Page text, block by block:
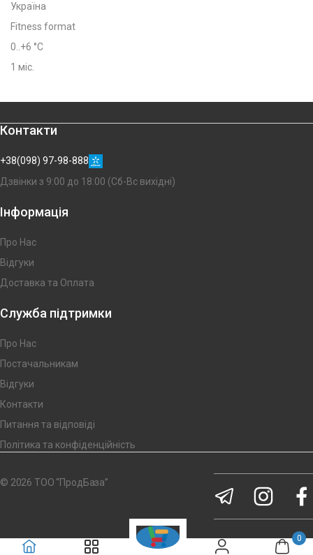
0
Україна
Fitness format
0..+6 °C
1 міс.
Контакти
+38(098) 97-98-888
Дзвінки з 9:00 до 18:00 (Сб-Вс вихідні)
Інформація
Про Нас
Відгуки
Доставка та Оплата
Служба підтримки
Про Нас
Постачальникам
Відгуки
Контакти
Питання та відповіді
Політика та конфіденційність
© 2026 ТОО “ПродБаза”